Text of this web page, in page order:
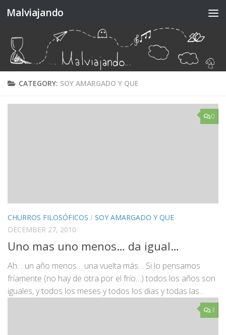
Skip to content
Malviajando
CATEGORY: SOY AMARGADO Y QUE
0
CHURROS FILOSÓFICOS / SOY AMARGADO Y QUE
DECEMBER 27, 2010
Uno mas uno menos… da igual…
Ah… un año menos… una vuelta más… Si lo pensamos
fríamente (no hay de otra por el frío…) todos los años son
iguales, y todos los meses y todos los dias y todas las...
3